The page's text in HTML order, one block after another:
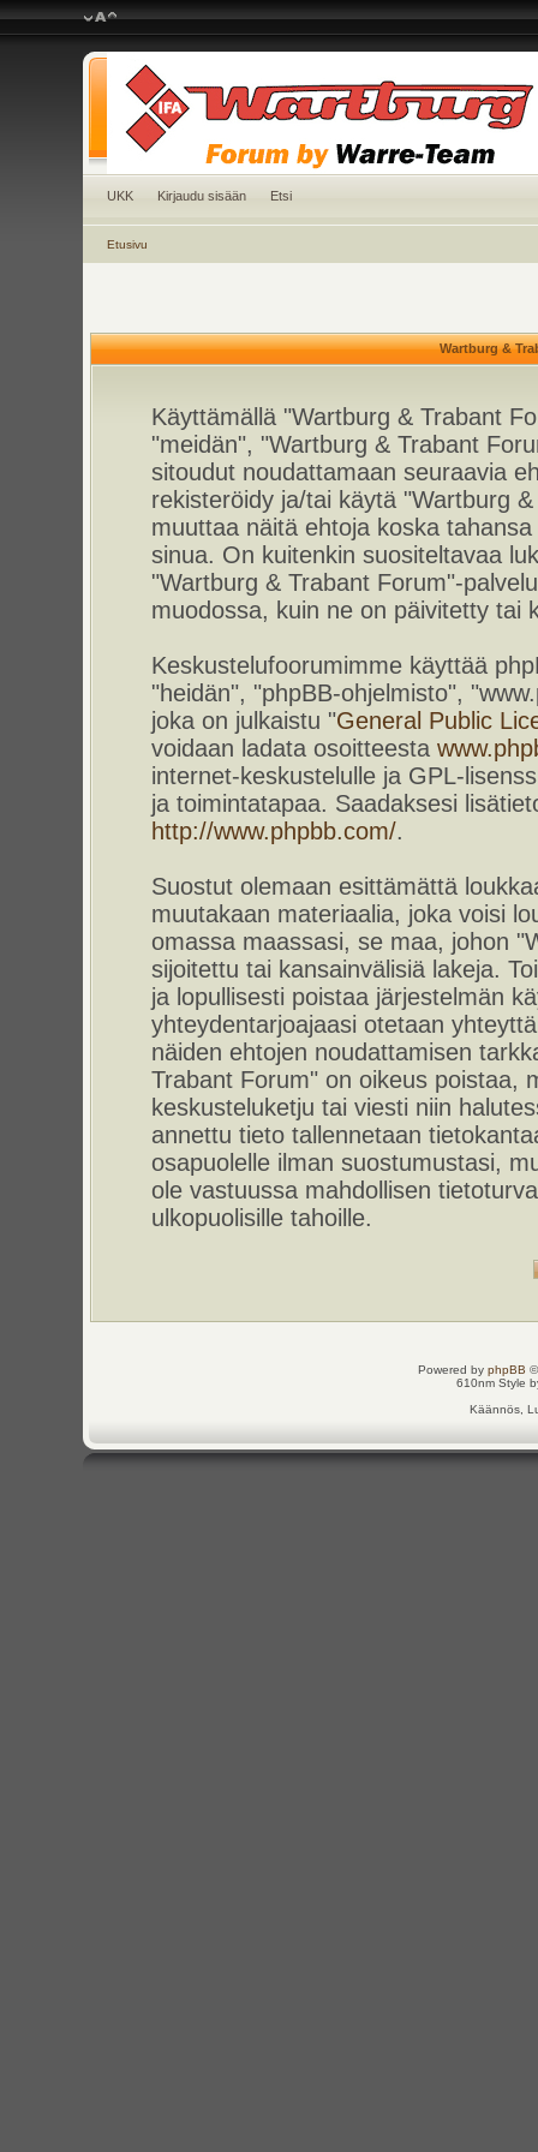
UKK Kirjaudu sisään Etsi
Etusivu
Wartburg &
Käyttämällä "Wartburg & Trabant
"meidän", "Wartburg & Trabant
sitoudut noudattamaan seuraavia
rekisteröidy ja/tai käytä "Wartburg
muuttaa näitä ehtoja koska
sinua. On kuitenkin suositeltavaa
"Wartburg & Trabant Forum"-
muodossa, kuin ne on päivitetty tai
Keskustelufoorumimme käyttää
"heidän", "phpBB-ohjelmisto",
joka on julkaistu "General Public
voidaan ladata osoitteesta
internet-keskustelulle ja GPL-
ja toimintatapaa. Saadaksesi
http://www.phpbb.com/.
Suostut olemaan esittämättä
muutakaan materiaalia, joka voisi
omassa maassasi, se maa, johon
sijoitettu tai kansainvälisiä lakeja.
ja lopullisesti poistaa järjestelmän
yhteydentarjoajaasi otetaan
näiden ehtojen noudattamisen
Trabant Forum" on oikeus poistaa,
keskusteluketju tai viesti niin
annettu tieto tallennetaan
osapuolelle ilman suostumustasi,
ole vastuussa mahdollisen
ulkopuolisille tahoille.
Powered by phpBB
610nm Style
Käännös,